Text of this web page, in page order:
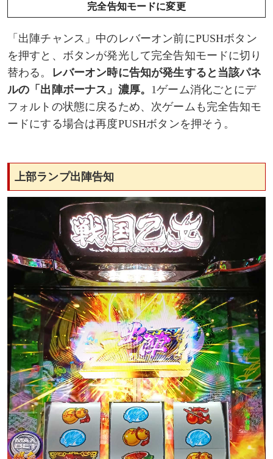
完全告知モードに変更
「出陣チャンス」中のレバーオン前にPUSHボタン
を押すと、ボタンが発光して完全告知モードに切り
替わる。
レバーオン時に告知が発生すると当該パネ
ルの「出陣ボーナス」濃厚。 1ゲーム消化ごとにデ
フォルトの状態に戻るため、次ゲームも完全告知モ
ードにする場合は再度PUSHボタンを押そう。
上部ランプ出陣告知